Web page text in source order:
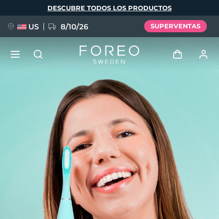
DESCUBRE TODOS LOS PRODUCTOS
US 8/10/26 SUPERVENTAS
Perfil de usuario
Mis dispositivos
Mis pedidos
Mis direcciones
Mis suscripciones
FAQ™ Pure Beauty-Tech Elixir
BREAKING NEWS
issa™ Teeth Whitening Set
Deutsch
Español
Français
Italiano
Português
Svenska
Русский
简体中文 繁體中文